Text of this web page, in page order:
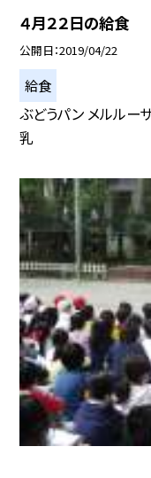
４月２２日の給食
公開日 2019/04/22
給食
ぶどうパン メルルー
乳